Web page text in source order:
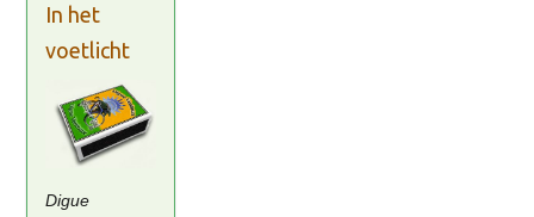
In het
voetlicht
Digue